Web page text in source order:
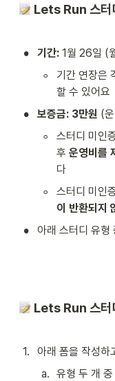
Lets Run 스터
• 기간: 1월 26일 (
◦
기간 연장은
할 수 있어요
• 보증금: 3만원 (
◦ 스터디 미인
후 운영비를
다
◦ 스터디 미인
이 반환되지
• 아래 스터디 유형
Lets Run 스터
1. 아래 폼을 작성하
a. 유형 두 개 중